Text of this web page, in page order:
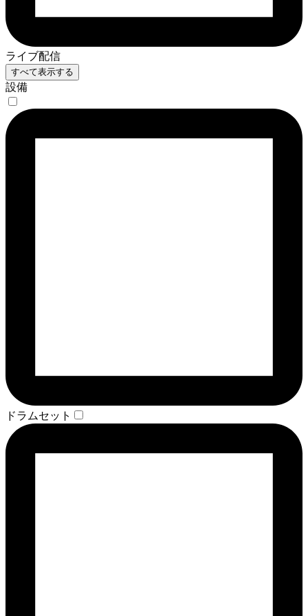
ライブ配信
すべて表示する
設備
ドラムセット